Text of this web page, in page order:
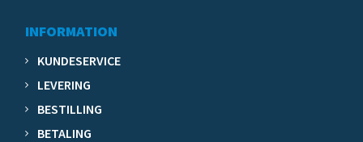
INFORMATION
KUNDESERVICE
LEVERING
BESTILLING
BETALING